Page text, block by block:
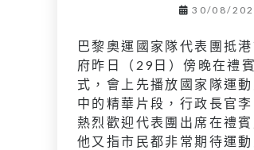
30/08/
巴黎奧運國家隊代表團抵
府昨日（29日）傍晚在禮
式，會上先播放國家隊運
中的精華片段，行政長官
熱烈歡迎代表團出席在禮
他又指市民都非常期待運